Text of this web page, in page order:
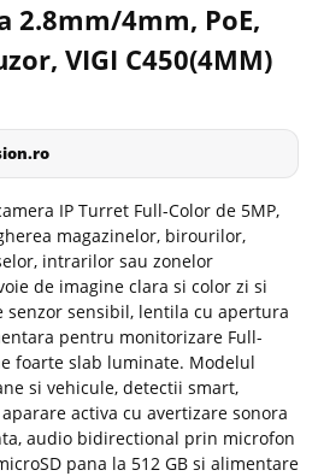
2.8mm/4mm, PoE,
VIGI C450(4MM)
IP Turret Full-Color de 5MP,
magazinelor, birourilor,
intrarilor sau zonelor
de imagine clara si color zi si
senzor sensibil, lentila cu apertura
pentru monitorizare Full-
foarte slab luminate. Modelul
si vehicule, detectii smart,
activa cu avertizare sonora
audio bidirectional prin microfon
pana la 512 GB si alimentare